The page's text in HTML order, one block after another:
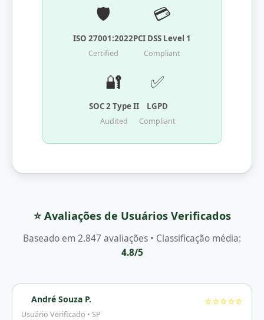
🛡️
ISO 27001:2022
Certified
💳
PCI DSS Level 1
Compliant
🔐
SOC 2 Type II
Audited
✅
LGPD
Compliant
⭐ Avaliações de Usuários Verificados
Baseado em 2.847 avaliações • Classificação média:
4.8/5
André Souza P.
Usuário Verificado • SP
⭐⭐⭐⭐⭐